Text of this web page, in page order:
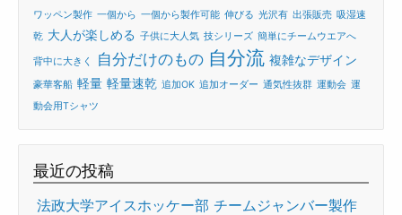
ワッペン製作 一個から 一個から製作可能 伸びる 光沢有 出張販売 吸湿速
乾 大人が楽しめる 子供に大人気 技シリーズ 簡単にチームウエアへ
背中に大きく 自分だけのもの 自分流 複雑なデザイン
豪華客船 軽量 軽量速乾 追加OK 追加オーダー 通気性抜群 運動会 運
動会用Tシャツ
最近の投稿
法政大学アイスホッケー部 チームジャンバー製作